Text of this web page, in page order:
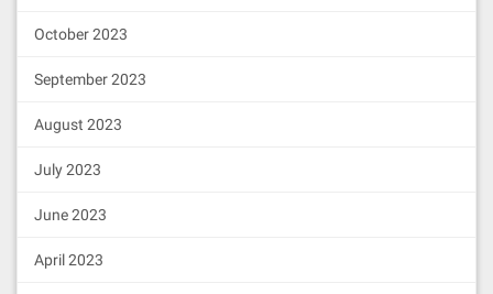
October 2023
September 2023
August 2023
July 2023
June 2023
April 2023